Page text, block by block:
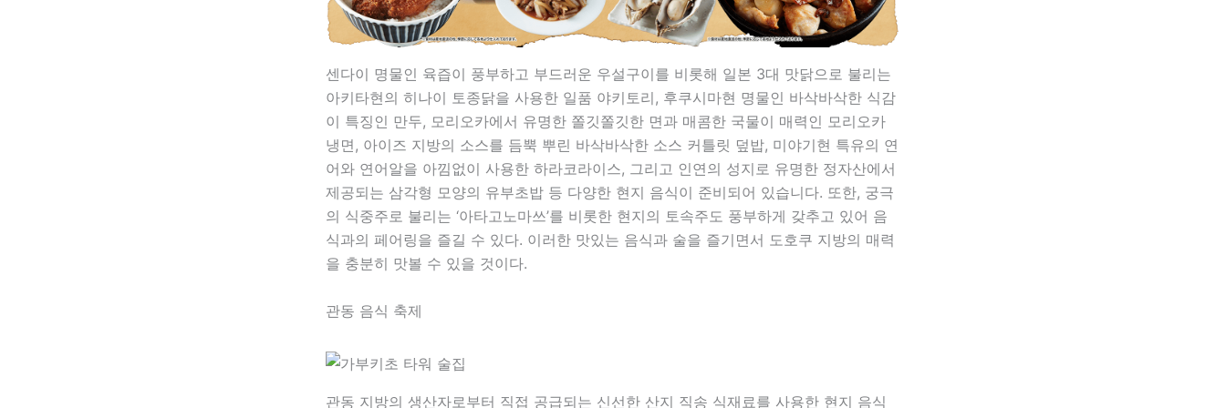
센다이 명물인 육즙이 풍부하고 부드러운 우설구이를 비롯해 일본 3대 맛닭으로 불리는
아키타현의 히나이 토종닭을 사용한 일품 야키토리, 후쿠시마현 명물인 바삭바삭한 식감
이 특징인 만두, 모리오카에서 유명한 쫄깃쫄깃한 면과 매콤한 국물이 매력인 모리오카
냉면, 아이즈 지방의 소스를 듬뿍 뿌린 바삭바삭한 소스 커틀릿 덮밥, 미야기현 특유의 연
어와 연어알을 아낌없이 사용한 하라코라이스, 그리고 인연의 성지로 유명한 정자산에서
제공되는 삼각형 모양의 유부초밥 등 다양한 현지 음식이 준비되어 있습니다. 또한, 궁극
의 식중주로 불리는 ‘아타고노마쓰’를 비롯한 현지의 토속주도 풍부하게 갖추고 있어 음
식과의 페어링을 즐길 수 있다. 이러한 맛있는 음식과 술을 즐기면서 도호쿠 지방의 매력
을 충분히 맛볼 수 있을 것이다.
관동 음식 축제
관동 지방의 생산자로부터 직접 공급되는 신선한 산지 직송 식재료를 사용한 현지 음식